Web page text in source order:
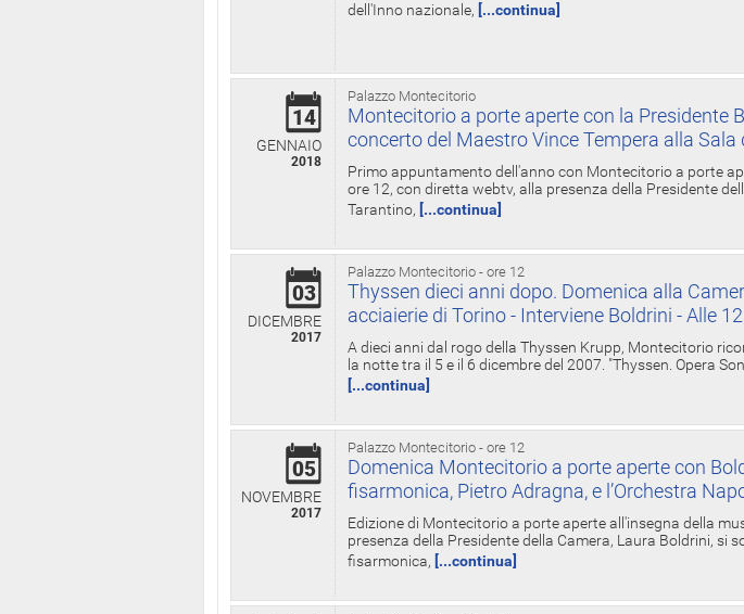
dell'Inno nazionale, [...continua]
Palazzo Montecitorio
14
GENNAIO
2018
Montecitorio a porte aperte con la Presidente
concerto del Maestro Vince Tempera alla Sala
Primo appuntamento dell'anno con Montecitorio a porte
ore 12, con diretta webtv, alla presenza della Presidente
Tarantino, [...continua]
Palazzo Montecitorio - ore 12
03
DICEMBRE
2017
Thyssen dieci anni dopo. Domenica alla
acciaierie di Torino - Interviene Boldrini - Alle
A dieci anni dal rogo della Thyssen Krupp, Montecitorio
la notte tra il 5 e il 6 dicembre del 2007. "Thyssen. Opera
[...continua]
Palazzo Montecitorio - ore 12
05
NOVEMBRE
2017
Domenica Montecitorio a porte aperte con
fisarmonica, Pietro Adragna, e l’Orchestra
Edizione di Montecitorio a porte aperte all'insegna della
presenza della Presidente della Camera, Laura Boldrini, si
fisarmonica, [...continua]